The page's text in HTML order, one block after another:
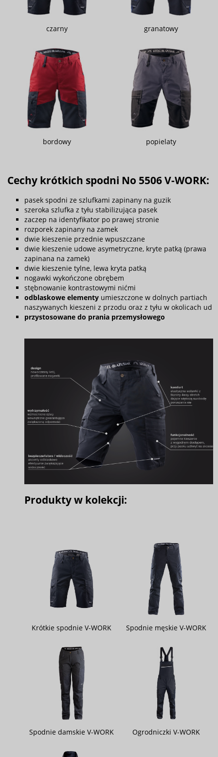
czarny granatowy
bordowy popielaty
Cechy krótkich spodni No 5506 V-WORK:
pasek spodni ze szlufkami zapinany na guzik
szeroka szlufka z tyłu stabilizująca pasek
zaczep na identyfikator po prawej stronie
rozporek zapinany na zamek
dwie kieszenie przednie wpuszczane
dwie kieszenie udowe asymetryczne, kryte patką (prawa
zapinana na zamek)
dwie kieszenie tylne, lewa kryta patką
nogawki wykończone obrębem
stębnowanie kontrastowymi nićmi
odblaskowe elementy umieszczone w dolnych partiach
naszywanych kieszeni z przodu oraz z tyłu w okolicach ud
przystosowane do prania przemysłowego
Produkty w kolekcji:
Krótkie spodnie V-WORK Spodnie męskie V-WORK
Spodnie damskie V-WORK Ogrodniczki V-WORK